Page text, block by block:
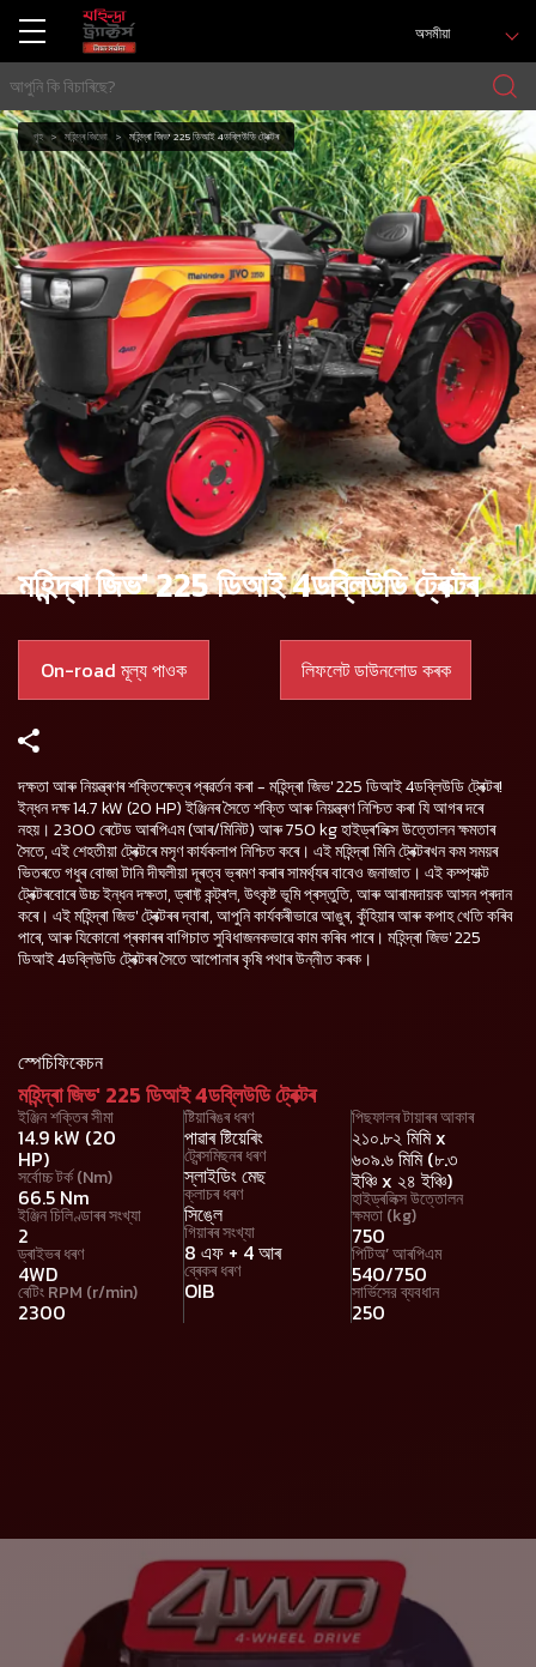
অসমীয়া
গৃহ মহিন্দ্ৰ জিভো মহিন্দ্ৰা জিভ' 225 ডিআই 4ডব্লিউডি ট্ৰেক্টৰ
মহিন্দ্ৰা জিভ' 225 ডিআই 4ডব্লিউডি ট্ৰেক্টৰ
On-road মূল্য পাওক লিফলেট ডাউনলোড কৰক
দক্ষতা আৰু নিয়ন্ত্ৰণৰ শক্তিক্ষেত্ৰ প্ৰৱৰ্তন কৰা - মহিন্দ্ৰা জিভ' 225 ডিআই 4ডব্লিউডি ট্ৰেক্টৰ!
ইন্ধন দক্ষ 14.7 kW (20 HP) ইঞ্জিনৰ সৈতে শক্তি আৰু নিয়ন্ত্ৰণ নিশ্চিত কৰা যি আগৰ দৰে
নহয়। 2300 ৰেটেড আৰপিএম (আৰ/মিনিট) আৰু 750 kg হাইড্ৰ'লিক্স উত্তোলন ক্ষমতাৰ
সৈতে, এই শেহতীয়া ট্ৰেক্টৰে মসৃণ কাৰ্যকলাপ নিশ্চিত কৰে। এই মহিন্দ্ৰা মিনি ট্ৰেক্টৰখন কম সময়ৰ
ভিতৰতে গধুৰ বোজা টানি দীঘলীয়া দূৰত্ব ভ্ৰমণ কৰাৰ সামৰ্থ্যৰ বাবেও জনাজাত। এই কম্প্যাক্ট
ট্ৰেক্টৰবোৰে উচ্চ ইন্ধন দক্ষতা, ড্ৰাফ্ট কন্ট্ৰ'ল, উৎকৃষ্ট ভূমি প্ৰস্তুতি, আৰু আৰামদায়ক আসন প্ৰদান
কৰে। এই মহিন্দ্ৰা জিভ' ট্ৰেক্টৰৰ দ্বাৰা, আপুনি কাৰ্যকৰীভাৱে আঙুৰ, কুঁহিয়াৰ আৰু কপাহ খেতি কৰিব
পাৰে, আৰু যিকোনো প্ৰকাৰৰ বাগিচাত সুবিধাজনকভাৱে কাম কৰিব পাৰে। মহিন্দ্ৰা জিভ' 225
ডিআই 4ডব্লিউডি ট্ৰেক্টৰৰ সৈতে আপোনাৰ কৃষি পথাৰ উন্নীত কৰক।
স্পেচিফিকেচন
মহিন্দ্ৰা জিভ' 225 ডিআই 4ডব্লিউডি ট্ৰেক্টৰ
ইঞ্জিন শক্তিৰ সীমা
14.9 kW (20
HP)
সৰ্বোচ্চ টৰ্ক (Nm)
66.5 Nm
ইঞ্জিন চিলিণ্ডাৰৰ সংখ্যা
2
ড্ৰাইভৰ ধৰণ
4WD
ৰেটিং RPM (r/min)
2300
ষ্টিয়াৰিঙৰ ধৰণ
পাৱাৰ ষ্টিয়েৰিং
ট্ৰেন্সমিছনৰ ধৰণ
স্লাইডিং মেছ
ক্লাচৰ ধৰণ
সিঙ্লে
গিয়াৰৰ সংখ্যা
8 এফ + 4 আৰ
ব্ৰেকৰ ধৰণ
OIB
পিছফালৰ টায়াৰৰ আকাৰ
২১০.৮২ মিমি x
৬০৯.৬ মিমি (৮.৩
ইঞ্চি x ২৪ ইঞ্চি)
হাইড্ৰলিক্স উত্তোলন
ক্ষমতা (kg)
750
পিটিঅ’ আৰপিএম
540/750
সার্ভিসের ব্যবধান
250